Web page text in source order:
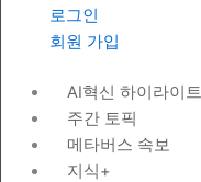
로그인
회원 가입
AI혁신 하이라이트
주간 토픽
메타버스 속보
지식+